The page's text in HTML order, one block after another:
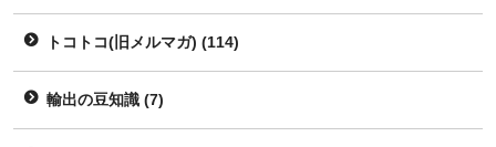
トコトコ(旧メルマガ) (114)
輸出の豆知識 (7)